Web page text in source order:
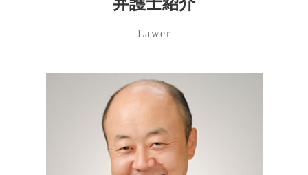
婚姻費用分担請求 弁護士 費用
親権 放棄
株式 譲渡
無議決権 株式
合同 会社 から 株式
会社法 内部統制
相続人 範囲
遺留分
公正証書遺言 費用
相続人 調査 自分で
相続財産 調査 自分で
未払い 退職金
労働問題 弁護士
労働問題 弁護士 費用
残業代請求 弁護士
東京都 離婚 弁護士 相談
渋谷区 不貞行為 弁護士 相談
千葉県 相続 弁護士 相談
東京都 残業代未払い 弁護士 相談
埼玉県 不当解雇 弁護士 相談
神奈川県 遺言書 弁護士 相談
港区 養育費 弁護士 相談
東京都 企業法務 弁護士 相談
弁護士紹介
Lawer